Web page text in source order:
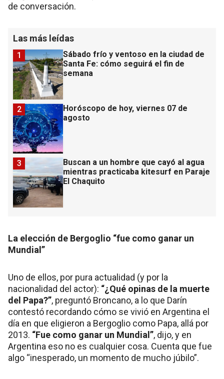
de conversación.
Las más leídas
Sábado frío y ventoso en la ciudad de
Santa Fe: cómo seguirá el fin de
semana
1
Horóscopo de hoy, viernes 07 de
agosto
2
Buscan a un hombre que cayó al agua
mientras practicaba kitesurf en Paraje
El Chaquito
3
La elección de Bergoglio “fue como ganar un
Mundial”
Uno de ellos, por pura actualidad (y por la
nacionalidad del actor): “¿Qué opinas de la muerte
del Papa?”, preguntó Broncano, a lo que Darín
contestó recordando cómo se vivió en Argentina el
día en que eligieron a Bergoglio como Papa, allá por
2013. “Fue como ganar un Mundial”, dijo, y en
Argentina eso no es cualquier cosa. Cuenta que fue
algo “inesperado, un momento de mucho júbilo”.